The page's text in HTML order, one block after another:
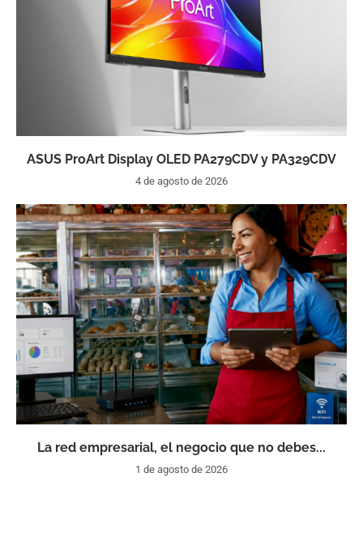
ASUS ProArt Display OLED PA279CDV y PA329CDV
4 de agosto de 2026
La red empresarial, el negocio que no debes...
1 de agosto de 2026